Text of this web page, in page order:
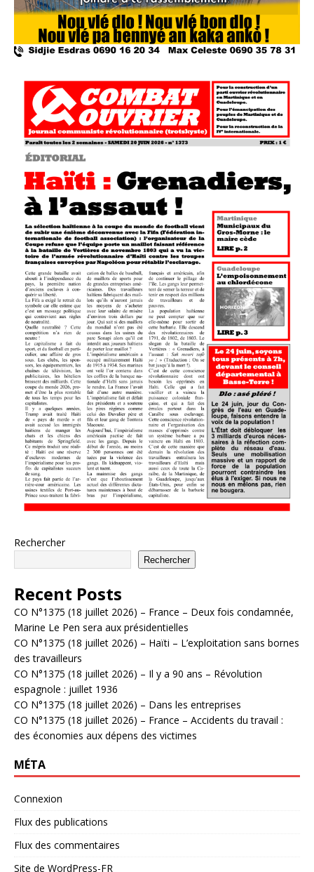
Rechercher
Rechercher
Recent Posts
CO N°1375 (18 juillet 2026) – France – Deux fois condamnée,
Marine Le Pen sera aux présidentielles
CO N°1375 (18 juillet 2026) – Haïti – L’exploitation sans bornes
des travailleurs
CO N°1375 (18 juillet 2026) – Il y a 90 ans – Révolution
espagnole : juillet 1936
CO N°1375 (18 juillet 2026) – Dans les entreprises
CO N°1375 (18 juillet 2026) – France – Accidents du travail :
des économies aux dépens des victimes
MÉTA
Connexion
Flux des publications
Flux des commentaires
Site de WordPress-FR